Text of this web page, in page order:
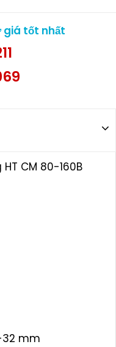
giá tốt nhất
CM 80-160B
mm